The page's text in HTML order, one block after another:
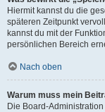
Hiermit kannst du die
späteren Zeitpunkt
kannst du mit der
persönlichen Bereich
Nach oben
Warum muss mein
Die Board-